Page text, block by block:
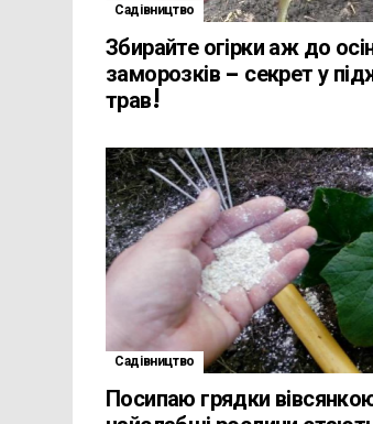
Садівництво
Збирайте огірки аж до
заморозків – секрет у
трав!
Садівництво
Посипаю грядки